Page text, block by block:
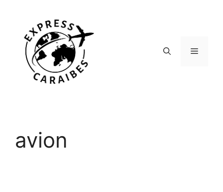
contenu
Menu
avion